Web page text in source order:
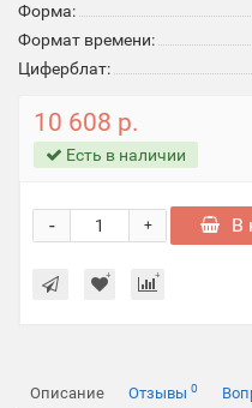
Форма:
Формат времени:
Циферблат:
10 608 р.
Есть в наличии
+
- В
Описание Отзывы 0